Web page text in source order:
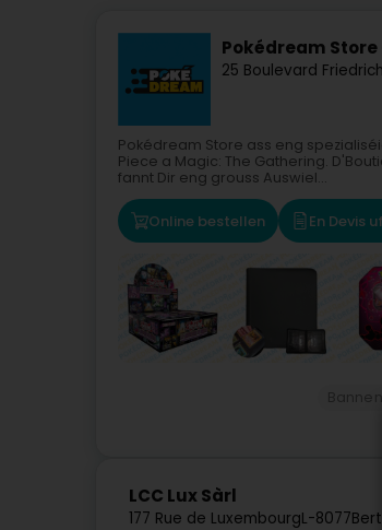
Pokédream
25 Boulevard
Pokédream Store ass eng
Piece a Magic: The Gathering.
fannt Dir eng grouss Auswiel...
Online bestellen En Devis
LCC Lux Sàrl
177 Rue de LuxembourgL-8077